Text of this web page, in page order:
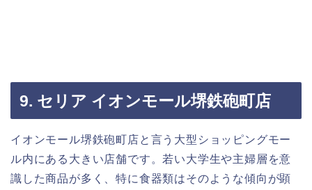
9. セリア イオンモール堺鉄砲町店
イオンモール堺鉄砲町店と言う大型ショッピングモー
ル内にある大きい店舗です。若い大学生や主婦層を意
識した商品が多く、特に食器類はそのような傾向が顕